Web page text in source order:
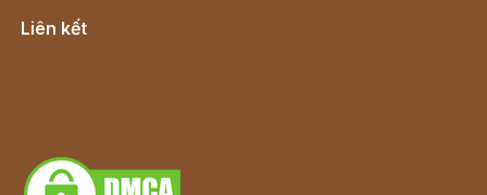
Liên kết